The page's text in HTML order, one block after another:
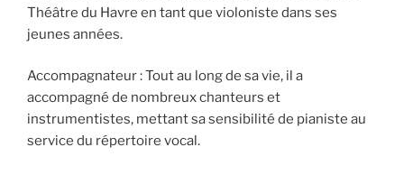
Théâtre du Havre en tant que violoniste dans ses
jeunes années.
Accompagnateur : Tout au long de sa vie, il a
accompagné de nombreux chanteurs et
instrumentistes, mettant sa sensibilité de pianiste au
service du répertoire vocal.